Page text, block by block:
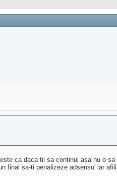
ca daca tii sa continui asa nu o
final sa-ti penalizeze adsensu' iar